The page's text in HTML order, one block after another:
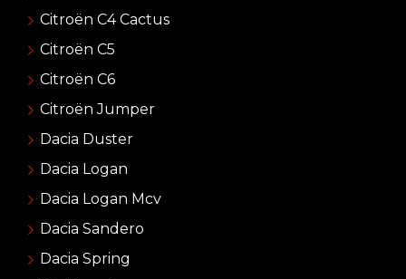
Citroën C4 Cactus
Citroën C5
Citroën C6
Citroën Jumper
Dacia Duster
Dacia Logan
Dacia Logan Mcv
Dacia Sandero
Dacia Spring